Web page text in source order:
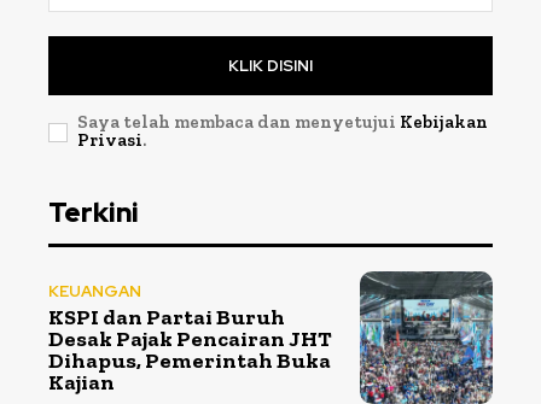
KLIK DISINI
Saya telah membaca dan menyetujui Kebijakan
Privasi.
Terkini
KEUANGAN
KSPI dan Partai Buruh
Desak Pajak Pencairan JHT
Dihapus, Pemerintah Buka
Kajian